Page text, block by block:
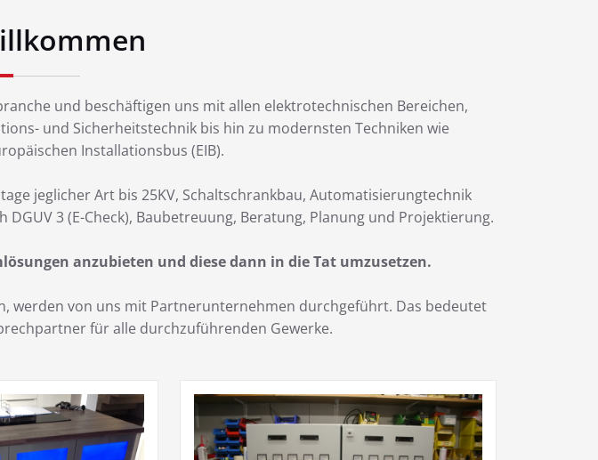
und beschäftigen uns mit allen elektrotechnischen Bereichen,
und Sicherheitstechnik bis hin zu modernsten Techniken wie
Installationsbus (EIB).
jeglicher Art bis 25KV, Schaltschrankbau, Automatisierungtechnik
3 (E-Check), Baubetreuung, Beratung, Planung und Projektierung.
anzubieten und diese dann in die Tat umzusetzen.
werden von uns mit Partnerunternehmen durchgeführt. Das bedeutet
für alle durchzuführenden Gewerke.